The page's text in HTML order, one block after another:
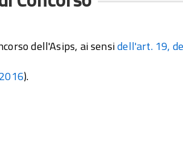
dell'Asips, ai sensidell'art. 19,
).